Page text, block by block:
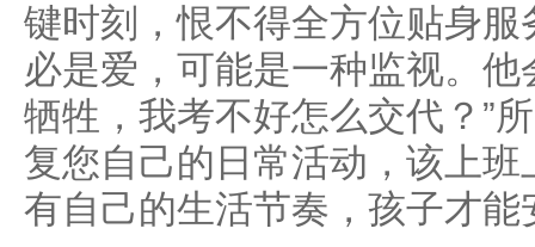
键时刻，恨不得全方位贴身
必是爱，可能是一种监视。他
牺牲，我考不好怎么交代？”
复您自己的日常活动，该上
有自己的生活节奏，孩子才能